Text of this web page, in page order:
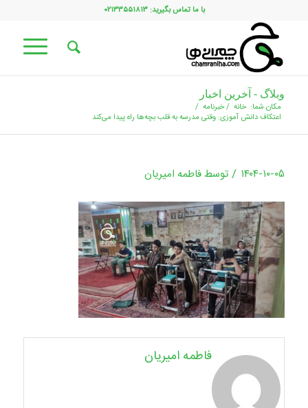
با ما تماس بگیرید: ۰۲۱۳۳۵۵۱۸۱۳
وبلاگ - آخرین اخبار
مکان شما: خانه /خبرنامه /
اعتکاف دانش‌ آموزی: وقتی مدرسه به قلب بچه‌ها راه پیدا می‌کند
۱۴۰۴-۱۰-۰۵ / توسطفاطمه امیریان
فاطمه امیریان